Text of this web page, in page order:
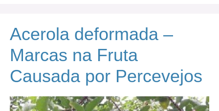
Acerola deformada –
Marcas na Fruta
Causada por Percevejos